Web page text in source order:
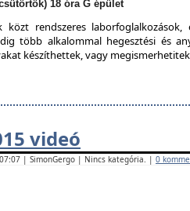
18 óra G épület
közt rendszeres
több alkalommal hegesztési és
készíthettek, vagy
videó
| SimonGergo | Nincs kategória. | 0